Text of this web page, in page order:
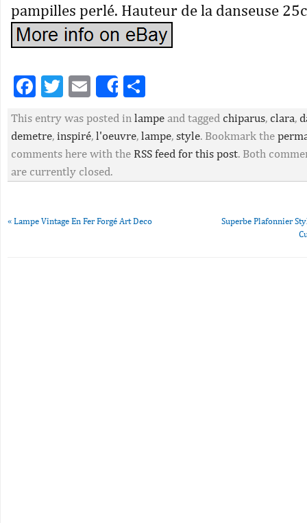
pampilles perlé. Hauteur de la danseuse
Facebook
Twitter
EmailShare
This entry was posted in lampe and tagged chiparus, clara,
demetre, inspiré, l'oeuvre, lampe, style. Bookmark the
comments here with the RSS feed for this post. Both
are currently closed.
« Lampe Vintage En Fer Forgé Art Deco
Superbe Plafonnier